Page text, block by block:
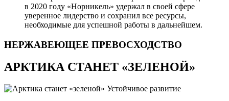
в 2020 году «Норникель» удержал в своей сфере
уверенное лидерство и сохранил все ресурсы,
необходимые для успешной работы в дальнейшем.
НЕРЖАВЕЮЩЕЕ ПРЕВОСХОДСТВО
АРКТИКА СТАНЕТ «ЗЕЛЕНОЙ»
Устойчивое развитие